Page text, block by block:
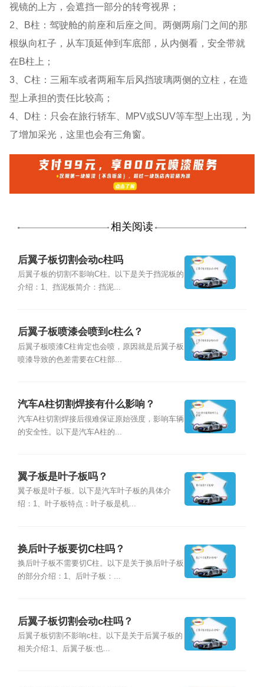
视镜的上方，会遮挡一部分的转弯视界；
2、B柱：驾驶舱的前座和后座之间。两侧两扇门之间的那
根纵向杠子，从车顶延伸到车底部，从内侧看，安全带就
在B柱上；
3、C柱：三厢车或者两厢车后风挡玻璃两侧的立柱，在造
型上承担的责任比较高；
4、D柱：只会在旅行轿车、MPV或SUV等车型上出现，为
了增加采光，这里也会有三角窗。
相关阅读
后翼子板切割会动c柱吗
后翼子板的切割不影响C柱。以下是关于挡泥板的
介绍：1、挡泥板简介：挡泥...
后翼子板喷漆会喷到c柱么？
后翼子板喷漆C柱肯定也会喷，原因就是后翼子板
喷漆导致的色差需要在C柱部...
汽车A柱切割焊接有什么影响？
汽车A柱切割焊接后很难保证原始强度，影响车辆
的安全性。以下是汽车A柱的...
翼子板是叶子板吗？
翼子板是叶子板。以下是汽车叶子板的具体介
绍：1、叶子板特点：叶子板是机...
换后叶子板要切C柱吗？
换后叶子板不需要切C柱。以下是关于换后叶子板
的部分介绍：1、后叶子板：...
后翼子板切割会动c柱吗？
后翼子板切割不影响c柱。以下是关于后翼子板的
相关介绍:1、后翼子板:也...